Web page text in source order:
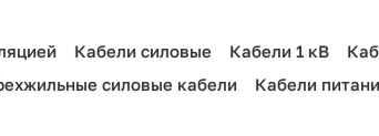
Кабели силовые Кабели 1 кВ
силовые кабели Кабели